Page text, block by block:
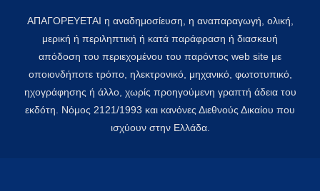
ΑΠΑΓΟΡΕΥΕΤΑΙ η αναδημοσίευση, η αναπαραγωγή, ολική,
μερική ή περιληπτική ή κατά παράφραση ή διασκευή
απόδοση του περιεχομένου του παρόντος web site με
οποιονδήποτε τρόπο, ηλεκτρονικό, μηχανικό, φωτοτυπικό,
ηχογράφησης ή άλλο, χωρίς προηγούμενη γραπτή άδεια του
εκδότη. Νόμος 2121/1993 και κανόνες Διεθνούς Δικαίου που
ισχύουν στην Ελλάδα.